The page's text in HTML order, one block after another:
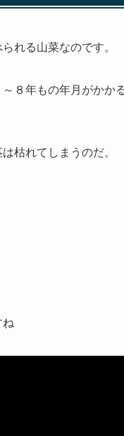
れる山菜なのです。
～８年もの年月がかか
枯れてしまうのだ。
ね